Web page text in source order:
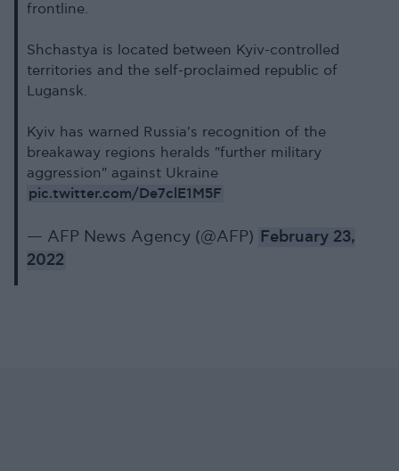
frontline.
Shchastya is located between Kyiv-controlled
territories and the self-proclaimed republic of
Lugansk.
Kyiv has warned Russia's recognition of the
breakaway regions heralds "further military
aggression" against Ukraine
pic.twitter.com/De7clE1M5F
— AFP News Agency (@AFP) February 23,
2022